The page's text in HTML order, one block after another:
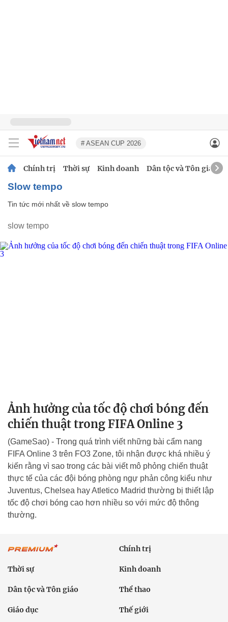
# ASEAN CUP 2026
Chính trị Thời sự Kinh doanh Dân tộc và Tôn giáo
slow tempo
Tin tức mới nhất về slow tempo
slow tempo
Ảnh hưởng của tốc độ chơi bóng đến
chiến thuật trong FIFA Online 3
(GameSao) - Trong quá trình viết những bài cẩm nang
FIFA Online 3 trên FO3 Zone, tôi nhận được khá nhiều ý
kiến rằng vì sao trong các bài viết mô phỏng chiến thuật
thực tế của các đội bóng phòng ngự phản công kiểu như
Juventus, Chelsea hay Atletico Madrid thường bị thiết lập
tốc độ chơi bóng cao hơn nhiều so với mức độ thông
thường.
Chính trị
Thời sự Kinh doanh
Dân tộc và Tôn giáo Thể thao
Giáo dục Thế giới